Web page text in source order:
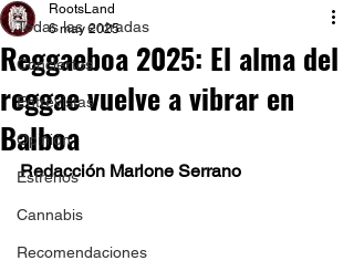
Todas las entradas
Conciertos
Entrevistas
Opinión
Estrenos
Cannabis
Recomendaciones
Reggaeboa 2025: El alma del
reggae vuelve a vibrar en
Balboa
RootsLand
6 may 2025
Redacción Marlone Serrano